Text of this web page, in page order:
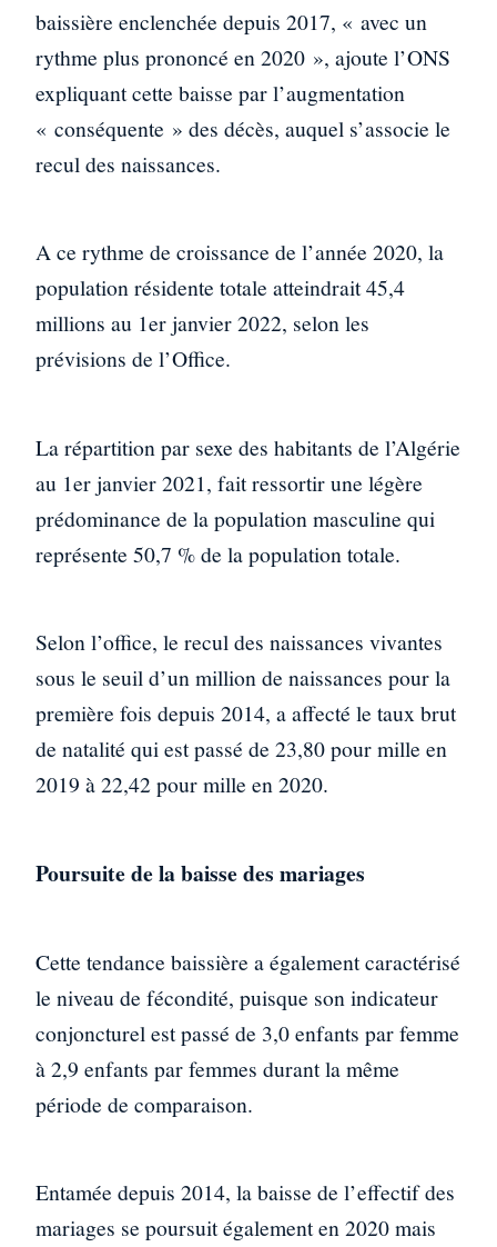
baissière enclenchée depuis 2017, « avec un
rythme plus prononcé en 2020 », ajoute l’ONS
expliquant cette baisse par l’augmentation
« conséquente » des décès, auquel s’associe le
recul des naissances.
A ce rythme de croissance de l’année 2020, la
population résidente totale atteindrait 45,4
millions au 1er janvier 2022, selon les
prévisions de l’Office.
La répartition par sexe des habitants de l’Algérie
au 1er janvier 2021, fait ressortir une légère
prédominance de la population masculine qui
représente 50,7 % de la population totale.
Selon l’office, le recul des naissances vivantes
sous le seuil d’un million de naissances pour la
première fois depuis 2014, a affecté le taux brut
de natalité qui est passé de 23,80 pour mille en
2019 à 22,42 pour mille en 2020.
Poursuite de la baisse des mariages
Cette tendance baissière a également caractérisé
le niveau de fécondité, puisque son indicateur
conjoncturel est passé de 3,0 enfants par femme
à 2,9 enfants par femmes durant la même
période de comparaison.
Entamée depuis 2014, la baisse de l’effectif des
mariages se poursuit également en 2020 mais